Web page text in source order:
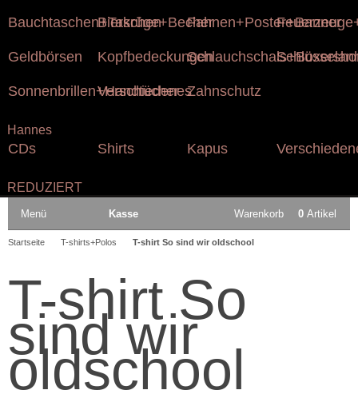
Bauchtaschen+Taschen
Bierkrüge+BecherFahnen+Poster+Banner
Geldbörsen Kopfbedeckungen
Sonnenbrillen+Handtücher
VerschiedenesZahnschutz
Hannes
CDs Shirts Kapus
REDUZIERT
Menü Kasse Warenkorb 0 Artikel
Startseite T-shirts+Polos T-shirt So sind wir oldschool
T-shirt So
sind wir
oldschool